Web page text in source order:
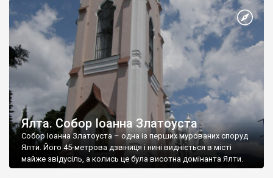
Ялта. Собор Іоанна Златоуста
Собор Іоанна Златоуста – одна із перших мурованих споруд
Ялти. Його 45-метрова дзвіниця і нині видніється в місті
майже звідусіль, а колись це була висотна домінанта Ялти.